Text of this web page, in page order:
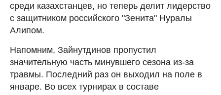
среди казахстанцев, но теперь делит лидерство
с защитником российского "Зенита" Нуралы
Алипом.
Напомним, Зайнутдинов пропустил
значительную часть минувшего сезона из-за
травмы. Последний раз он выходил на поле в
январе. Во всех турнирах в составе